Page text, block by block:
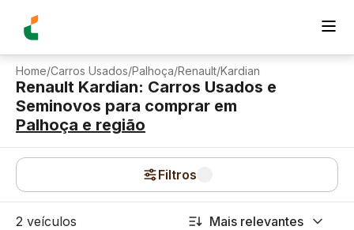
Home/Carros Usados/Palhoça/Renault/Kardian
Renault Kardian: Carros Usados e
Seminovos para comprar em
Palhoça e região
Filtros
2 veículos Mais relevantes